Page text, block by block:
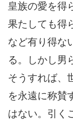
皇族の愛を得
果たしても得
など有り得な
る。しかし男
そうすれば、
を永遠に称賛
はない。引く